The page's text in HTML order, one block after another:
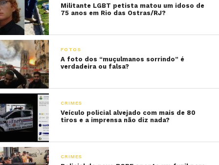
Militante LGBT petista matou um idoso de
75 anos em Rio das Ostras/RJ?
FOTOS
A foto dos “muçulmanos sorrindo” é
verdadeira ou falsa?
CRIMES
Veículo policial alvejado com mais de 80
tiros e a imprensa não diz nada?
CRIMES